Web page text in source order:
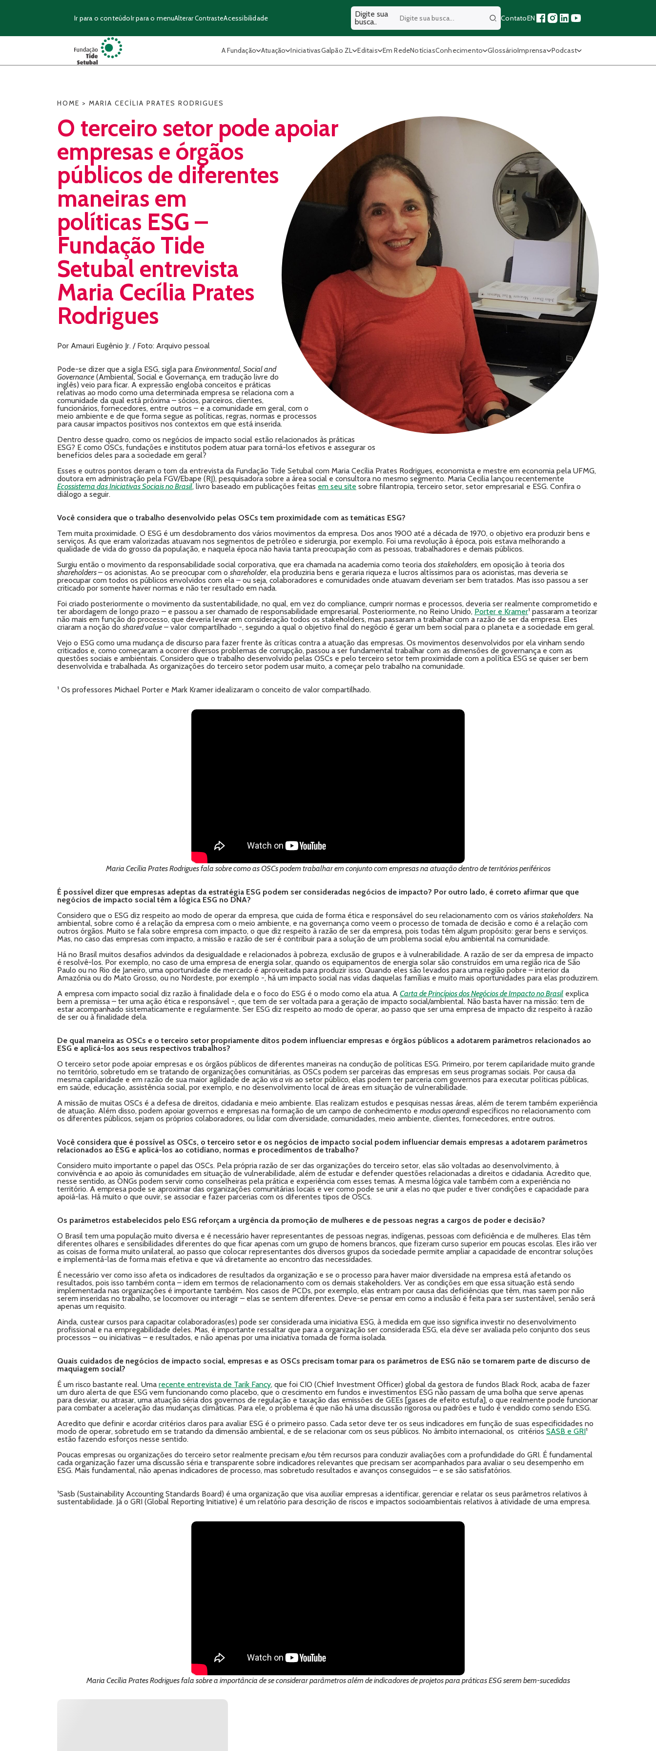
Ir para o conteúdoIr para o menuAlterar ContrasteAcessibilidade
Digite sua
busca..
BuscarContatoEN
A Fundação Atuação IniciativasGalpão ZL Editais Em RedeNotíciasConhecimento GlossárioImprensa Podcast
HOME > MARIA CECÍLIA PRATES RODRIGUES
O terceiro setor pode apoiar
empresas e órgãos
públicos de diferentes
maneiras em
políticas ESG –
Fundação Tide
Setubal entrevista
Maria Cecília Prates
Rodrigues
Por Amauri Eugênio Jr. / Foto: Arquivo pessoal
Pode-se dizer que a sigla ESG, sigla para Environmental, Social and
Governance (Ambiental, Social e Governança, em tradução livre do
inglês) veio para ficar. A expressão engloba conceitos e práticas
relativas ao modo como uma determinada empresa se relaciona com a
comunidade da qual está próxima – sócios, parceiros, clientes,
funcionários, fornecedores, entre outros – e a comunidade em geral, com o
meio ambiente e de que forma segue as políticas, regras, normas e processos
para causar impactos positivos nos contextos em que está inserida.
Dentro desse quadro, como os negócios de impacto social estão relacionados às práticas
ESG? E como OSCs, fundações e institutos podem atuar para torná-los efetivos e assegurar os
benefícios deles para a sociedade em geral?
Esses e outros pontos deram o tom da entrevista da Fundação Tide Setubal com Maria Cecília Prates Rodrigues, economista e mestre em economia pela UFMG,
doutora em administração pela FGV/Ebape (RJ), pesquisadora sobre a área social e consultora no mesmo segmento. Maria Cecilia lançou recentemente
Ecossistema das Iniciativas Sociais no Brasil, livro baseado em publicações feitas em seu site sobre filantropia, terceiro setor, setor empresarial e ESG. Confira o
diálogo a seguir.
Você considera que o trabalho desenvolvido pelas OSCs tem proximidade com as temáticas ESG?
Tem muita proximidade. O ESG é um desdobramento dos vários movimentos da empresa. Dos anos 1900 até a década de 1970, o objetivo era produzir bens e
serviços. As que eram valorizadas atuavam nos segmentos de petróleo e siderurgia, por exemplo. Foi uma revolução à época, pois estava melhorando a
qualidade de vida do grosso da população, e naquela época não havia tanta preocupação com as pessoas, trabalhadores e demais públicos.
Surgiu então o movimento da responsabilidade social corporativa, que era chamada na academia como teoria dos stakeholders, em oposição à teoria dos
shareholders– os acionistas. Ao se preocupar com o shareholder, ela produziria bens e geraria riqueza e lucros altíssimos para os acionistas, mas deveria se
preocupar com todos os públicos envolvidos com ela – ou seja, colaboradores e comunidades onde atuavam deveriam ser bem tratados. Mas isso passou a ser
criticado por somente haver normas e não ter resultado em nada.
Foi criado posteriormente o movimento da sustentabilidade, no qual, em vez do compliance, cumprir normas e processos, deveria ser realmente comprometido e
ter abordagem de longo prazo – e passou a ser chamado de responsabilidade empresarial. Posteriormente, no Reino Unido, Porter e Kramer¹ passaram a teorizar
não mais em função do processo, que deveria levar em consideração todos os stakeholders, mas passaram a trabalhar com a razão de ser da empresa. Eles
criaram a noção do shared value – valor compartilhado -, segundo a qual o objetivo final do negócio é gerar um bem social para o planeta e a sociedade em geral.
Vejo o ESG como uma mudança de discurso para fazer frente às críticas contra a atuação das empresas. Os movimentos desenvolvidos por ela vinham sendo
criticados e, como começaram a ocorrer diversos problemas de corrupção, passou a ser fundamental trabalhar com as dimensões de governança e com as
questões sociais e ambientais. Considero que o trabalho desenvolvido pelas OSCs e pelo terceiro setor tem proximidade com a política ESG se quiser ser bem
desenvolvida e trabalhada. As organizações do terceiro setor podem usar muito, a começar pelo trabalho na comunidade.
¹ Os professores Michael Porter e Mark Kramer idealizaram o conceito de valor compartilhado.
Maria Cecília Prates Rodrigues fala sobre como as OSCs podem trabalhar em conjunto com empresas na atuação dentro de territórios periféricos
É possível dizer que empresas adeptas da estratégia ESG podem ser consideradas negócios de impacto? Por outro lado, é correto afirmar que que
negócios de impacto social têm a lógica ESG no DNA?
Considero que o ESG diz respeito ao modo de operar da empresa, que cuida de forma ética e responsável do seu relacionamento com os vários stakeholders. Na
ambiental, sobre como é a relação da empresa com o meio ambiente, e na governança como veem o processo de tomada de decisão e como é a relação com
outros órgãos. Muito se fala sobre empresa com impacto, o que diz respeito à razão de ser da empresa, pois todas têm algum propósito: gerar bens e serviços.
Mas, no caso das empresas com impacto, a missão e razão de ser é contribuir para a solução de um problema social e/ou ambiental na comunidade.
Há no Brasil muitos desafios advindos da desigualdade e relacionados à pobreza, exclusão de grupos e à vulnerabilidade. A razão de ser da empresa de impacto
é resolvê-los. Por exemplo, no caso de uma empresa de energia solar, quando os equipamentos de energia solar são construídos em uma região rica de São
Paulo ou no Rio de Janeiro, uma oportunidade de mercado é aproveitada para produzir isso. Quando eles são levados para uma região pobre – interior da
Amazônia ou do Mato Grosso, ou no Nordeste, por exemplo -, há um impacto social nas vidas daquelas famílias e muito mais oportunidades para elas produzirem.
A empresa com impacto social diz razão à finalidade dela e o foco do ESG é o modo como ela atua. A Carta de Princípios dos Negócios de Impacto no Brasil explica
bem a premissa – ter uma ação ética e responsável -, que tem de ser voltada para a geração de impacto social/ambiental. Não basta haver na missão: tem de
estar acompanhado sistematicamente e regularmente. Ser ESG diz respeito ao modo de operar, ao passo que ser uma empresa de impacto diz respeito à razão
de ser ou à finalidade dela.
De qual maneira as OSCs e o terceiro setor propriamente ditos podem influenciar empresas e órgãos públicos a adotarem parâmetros relacionados ao
ESG e aplicá-los aos seus respectivos trabalhos?
O terceiro setor pode apoiar empresas e os órgãos públicos de diferentes maneiras na condução de políticas ESG. Primeiro, por terem capilaridade muito grande
no território, sobretudo em se tratando de organizações comunitárias, as OSCs podem ser parceiras das empresas em seus programas sociais. Por causa da
mesma capilaridade e em razão de sua maior agilidade de ação vis a vis ao setor público, elas podem ter parceria com governos para executar políticas públicas,
em saúde, educação, assistência social, por exemplo, e no desenvolvimento local de áreas em situação de vulnerabilidade.
A missão de muitas OSCs é a defesa de direitos, cidadania e meio ambiente. Elas realizam estudos e pesquisas nessas áreas, além de terem também experiência
de atuação. Além disso, podem apoiar governos e empresas na formação de um campo de conhecimento e modus operandiespecíficos no relacionamento com
os diferentes públicos, sejam os próprios colaboradores, ou lidar com diversidade, comunidades, meio ambiente, clientes, fornecedores, entre outros.
Você considera que é possível as OSCs, o terceiro setor e os negócios de impacto social podem influenciar demais empresas a adotarem parâmetros
relacionados ao ESG e aplicá-los ao cotidiano, normas e procedimentos de trabalho?
Considero muito importante o papel das OSCs. Pela própria razão de ser das organizações do terceiro setor, elas são voltadas ao desenvolvimento, à
convivência e ao apoio às comunidades em situação de vulnerabilidade, além de estudar e defender questões relacionadas a direitos e cidadania. Acredito que,
nesse sentido, as ONGs podem servir como conselheiras pela prática e experiência com esses temas. A mesma lógica vale também com a experiência no
território. A empresa pode se aproximar das organizações comunitárias locais e ver como pode se unir a elas no que puder e tiver condições e capacidade para
apoiá-las. Há muito o que ouvir, se associar e fazer parcerias com os diferentes tipos de OSCs.
Os parâmetros estabelecidos pelo ESG reforçam a urgência da promoção de mulheres e de pessoas negras a cargos de poder e decisão?
O Brasil tem uma população muito diversa e é necessário haver representantes de pessoas negras, indígenas, pessoas com deficiência e de mulheres. Elas têm
diferentes olhares e sensibilidades diferentes do que ficar apenas com um grupo de homens brancos, que fizeram curso superior em poucas escolas. Eles irão ver
as coisas de forma muito unilateral, ao passo que colocar representantes dos diversos grupos da sociedade permite ampliar a capacidade de encontrar soluções
e implementá-las de forma mais efetiva e que vá diretamente ao encontro das necessidades.
É necessário ver como isso afeta os indicadores de resultados da organização e se o processo para haver maior diversidade na empresa está afetando os
resultados, pois isso também conta – idem em termos de relacionamento com os demais stakeholders. Ver as condições em que essa situação está sendo
implementada nas organizações é importante também. Nos casos de PCDs, por exemplo, elas entram por causa das deficiências que têm, mas saem por não
serem inseridas no trabalho, se locomover ou interagir – elas se sentem diferentes. Deve-se pensar em como a inclusão é feita para ser sustentável, senão será
apenas um requisito.
Ainda, custear cursos para capacitar colaboradoras(es) pode ser considerada uma iniciativa ESG, à medida em que isso significa investir no desenvolvimento
profissional e na empregabilidade deles. Mas, é importante ressaltar que para a organização ser considerada ESG, ela deve ser avaliada pelo conjunto dos seus
processos – ou iniciativas – e resultados, e não apenas por uma iniciativa tomada de forma isolada.
Quais cuidados de negócios de impacto social, empresas e as OSCs precisam tomar para os parâmetros de ESG não se tornarem parte de discurso de
maquiagem social?
É um risco bastante real. Uma recente entrevista de Tarik Fancy, que foi CIO (Chief Investment Officer) global da gestora de fundos Black Rock, acaba de fazer
um duro alerta de que ESG vem funcionando como placebo, que o crescimento em fundos e investimentos ESG não passam de uma bolha que serve apenas
para desviar, ou atrasar, uma atuação séria dos governos de regulação e taxação das emissões de GEEs [gases de efeito estufa], o que realmente pode funcionar
para combater a aceleração das mudanças climáticas. Para ele, o problema é que não há uma discussão rigorosa ou padrões e tudo é vendido como sendo ESG.
Acredito que definir e acordar critérios claros para avaliar ESG é o primeiro passo. Cada setor deve ter os seus indicadores em função de suas especificidades no
modo de operar, sobretudo em se tratando da dimensão ambiental, e de se relacionar com os seus públicos. No âmbito internacional, os critérios SASB e GRI¹
estão fazendo esforços nesse sentido.
Poucas empresas ou organizações do terceiro setor realmente precisam e/ou têm recursos para conduzir avaliações com a profundidade do GRI. É fundamental
cada organização fazer uma discussão séria e transparente sobre indicadores relevantes que precisam ser acompanhados para avaliar o seu desempenho em
ESG. Mais fundamental, não apenas indicadores de processo, mas sobretudo resultados e avanços conseguidos – e se são satisfatórios.
¹Sasb (Sustainability Accounting Standards Board) é uma organização que visa auxiliar empresas a identificar, gerenciar e relatar os seus parâmetros relativos à
sustentabilidade. Já o GRI (Global Reporting Initiative) é um relatório para descrição de riscos e impactos socioambientais relativos à atividade de uma empresa.
Maria Cecília Prates Rodrigues fala sobre a importância de se considerar parâmetros além de indicadores de projetos para práticas ESG serem bem-sucedidas